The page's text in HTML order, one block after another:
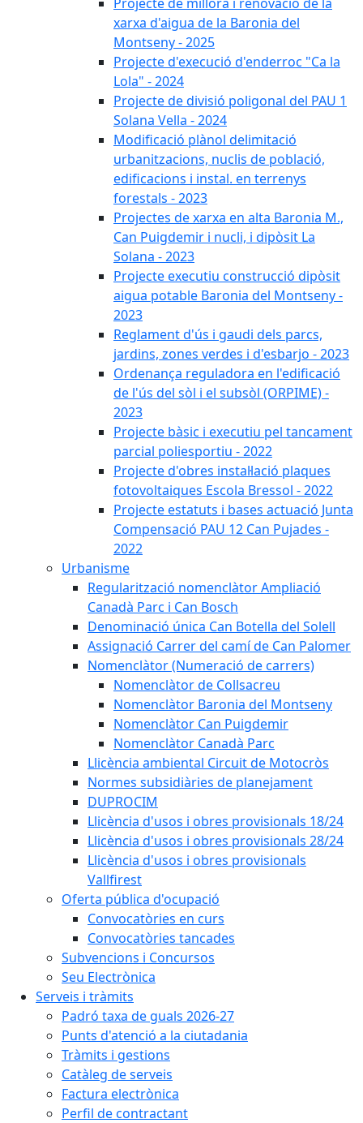
xarxa d'aigua de la Baronia del
Montseny - 2025
Projecte d'execució d'enderroc "Ca la
Lola" - 2024
Projecte de divisió poligonal del PAU 1
Solana Vella - 2024
Modificació plànol delimitació
urbanitzacions, nuclis de població,
edificacions i instal. en terrenys
forestals - 2023
Projectes de xarxa en alta Baronia M.,
Can Puigdemir i nucli, i dipòsit La
Solana - 2023
Projecte executiu construcció dipòsit
aigua potable Baronia del Montseny -
2023
Reglament d'ús i gaudi dels parcs,
jardins, zones verdes i d'esbarjo - 2023
Ordenança reguladora en l'edificació
de l'ús del sòl i el subsòl (ORPIME) -
2023
Projecte bàsic i executiu pel tancament
parcial poliesportiu - 2022
Projecte d'obres instal·lació plaques
fotovoltaiques Escola Bressol - 2022
Projecte estatuts i bases actuació Junta
Compensació PAU 12 Can Pujades -
2022
Urbanisme
Regularització nomenclàtor Ampliació
Canadà Parc i Can Bosch
Denominació única Can Botella del Solell
Assignació Carrer del camí de Can Palomer
Nomenclàtor (Numeració de carrers)
Nomenclàtor de Collsacreu
Nomenclàtor Baronia del Montseny
Nomenclàtor Can Puigdemir
Nomenclàtor Canadà Parc
Llicència ambiental Circuit de Motocròs
Normes subsidiàries de planejament
DUPROCIM
Llicència d'usos i obres provisionals 18/24
Llicència d'usos i obres provisionals 28/24
Llicència d'usos i obres provisionals
Vallfirest
Oferta pública d'ocupació
Convocatòries en curs
Convocatòries tancades
Subvencions i Concursos
Seu Electrònica
Serveis i tràmits
Padró taxa de guals 2026-27
Punts d'atenció a la ciutadania
Tràmits i gestions
Catàleg de serveis
Factura electrònica
Perfil de contractant